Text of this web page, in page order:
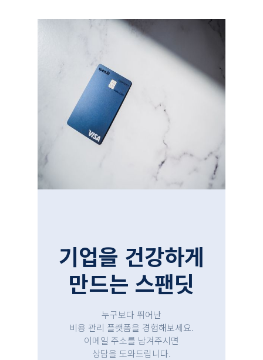
기업을 건강하게
만드는 스팬딧
누구보다 뛰어난
비용 관리 플랫폼을 경험해보세요.
이메일 주소를 남겨주시면
상담을 도와드립니다.